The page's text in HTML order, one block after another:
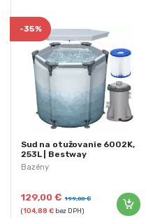
Bazény
-35%
Sud na otužovanie 6002K,
253L | Bestway
129,00€ 199,00€
(104,88 €bez DPH)